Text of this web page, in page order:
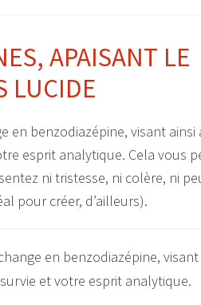
APAISANT LE
LUCIDE
en benzodiazépine, visant ainsi
esprit analytique. Cela vous
ni tristesse, ni colère, ni
pour créer, d’ailleurs).